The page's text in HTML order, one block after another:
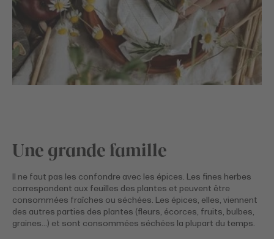
Une grande famille
Il ne faut pas les confondre avec les épices. Les fines herbes
correspondent aux feuilles des plantes et peuvent être
consommées fraîches ou séchées. Les épices, elles, viennent
des autres parties des plantes (fleurs, écorces, fruits, bulbes,
graines…) et sont consommées séchées la plupart du temps.